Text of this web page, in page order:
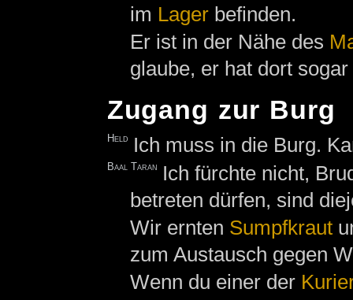
im Lagerbefinden.
Er ist in der Nähe des
glaube, er hat dort
Zugang zur Burg
Held Ich muss in die Burg.
Baal Taran
Ich fürchte nicht,
betreten dürfen, sind
Wir ernten Sumpfkraut
zum Austausch gegen
Wenn du einer der